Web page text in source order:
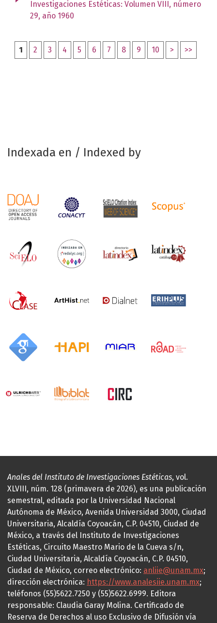
Investigaciones Estéticas: Volumen VIII, número
29, año 1960
1 2 3 4 5 6 7 8 9 10 > >>
Indexada en / Indexed by
Anales del Instituto de Investigaciones Estéticas, vol.
XLVIII, núm. 128 (primavera de 2026), es una publicación
semestral, editada por la Universidad Nacional
Autónoma de México, Avenida Universidad 3000, Ciudad
Universitaria, Alcaldía Coyoacán, C.P. 04510, Ciudad de
México, a través del Instituto de Investigaciones
Estéticas, Circuito Maestro Mario de la Cueva s/n,
Ciudad Universitaria, Alcaldía Coyoacán, C.P. 04510,
Ciudad de México, correo electrónico: anliie@unam.mx;
dirección electrónica: https://www.analesiie.unam.mx;
teléfonos (55)5622.7250 y (55)5622.6999. Editora
responsable: Claudia Garay Molina. Certificado de
Reserva de Derechos al uso Exclusivo de Difusión vía